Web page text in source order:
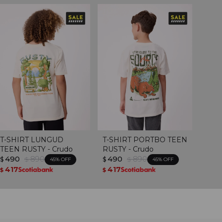
T-SHIRT LUNGUD
TEEN RUSTY - Crudo
$ 490 $ 890 45
$ 417
T-SHIRT PORTBO TEEN
RUSTY - Crudo
$ 490 $ 890 45
$ 417